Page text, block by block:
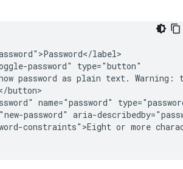
label>
password" type="button"
password as plain text. Warning:
button>
name="password"
password" aria-
constraints">Eight or more